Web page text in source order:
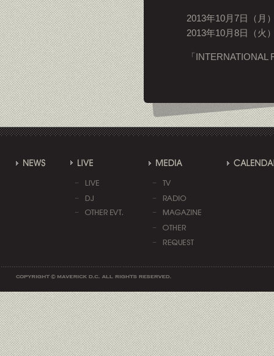
2013年10月7日（月
2013年10月8日（火
「